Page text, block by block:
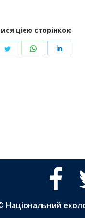
цією сторінкою
Share
Share
facebook
Національний